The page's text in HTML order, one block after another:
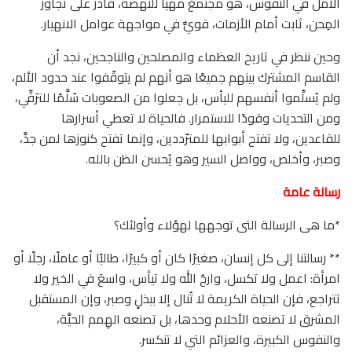
المِحن، ثابت أمام الأزمات، قويٌّ في مواجهة عوامل الانهيار.
وحين ننظر في تاريخ العظماء والمصلحين والناجحين، نجد أن
القاسم المشترك بينهم جميعًا هو أنهم لم يتوقّفوا عند حدود الألم،
ولم يُسلِّموا أنفسهم لليأس، بل جعلوا من الصعوبات سُلَّمًا للترَقِّي،
ومن التحديات وقودًا للاستمرار. فالحياة لا تعطي أسرارها
للقاعدين، ولا تفتح أبوابها للمترّددين، وإنما تفتح كنوزها لمن جدَّ،
وصبر، وأخلص، وواصل السير وهو يُحسن الظن بالله.
رسالة عامة
*ما هى الرسالة التى توجهها لهؤلاء وأولئك؟
** رسالتنا إلى كل إنسان، صغيرًا كان أو كبيرًا، طالبًا أو عاملًا، رجلًا أو
امرأة: اعمل ولا تكسل، وارجُ الله ولا تيأس، واسعَ في الخير ولا
تتراجع، فإن الحياة الكريمة لا تُنال إلا ببذلٍ وصبر، وإن المستقبل
المشرق لا تصنعه الأحلام وحدها، بل تصنعه الهِمم الحيَّة،
والنفوس الكبيرة، والعزائم التي لا تنكسر.